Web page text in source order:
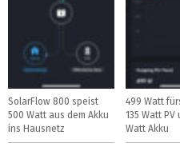
SolarFlow 800 speist
500 Watt aus dem Akku
ins Hausnetz
499 Watt
135 Watt PV
Watt Akku